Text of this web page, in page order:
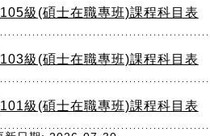
105級(碩士在職專班)課程科目表
103級(碩士在職專班)課程科目表
101級(碩士在職專班)課程科目表